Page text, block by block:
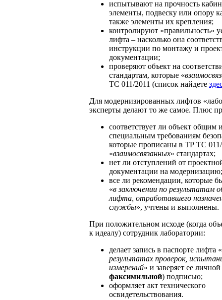
испытывают на прочность
элементы, подвеску или опору
также элементы их крепления;
контролируют «правильность»
лифта – насколько она
инструкции по монтажу и
документации;
проверяют объект на
стандартам, которые «
ТС 011/2011 (список найдете
Для модернизированных лифтов
эксперты делают то же самое. Плюс
соответствует ли объект общим
специальным требованиям
которые прописаны в ТР ТС
«взаимосвязанных» стандартах;
нет ли отступлений от
документации на модернизацию;
все ли рекомендации, которые
«в заключении по результатам
лифта, отработавшего
службы», учтены и выполнены.
При положительном исходе (когда
к идеалу) сотрудник лаборатории:
делает запись в паспорте лифта «
результатах проверок,
измерений» и заверяет ее
факсимильной) подписью;
оформляет акт технического
освидетельствования.